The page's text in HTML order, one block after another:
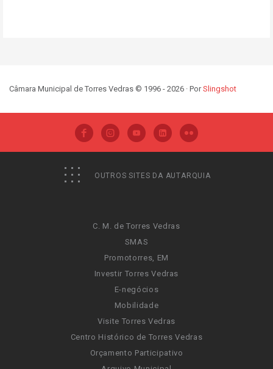
Câmara Municipal de Torres Vedras © 1996 - 2026 · PorSlingshot
OUTROS SITES DA AUTARQUIA
C. M. de Torres Vedras
SMAS
Promotorres, EM
Investir Torres Vedras
E-negócios
Mobilidade
Visite Torres Vedras
Centro Histórico de Torres Vedras
Orçamento Participativo